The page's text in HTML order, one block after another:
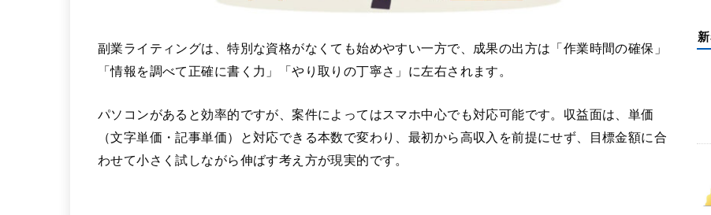
副業ライティングは、特別な資格がなくても始めやすい一方で、成果の出方は「作業時間の確保」
「情報を調べて正確に書く力」「やり取りの丁寧さ」に左右されます。
パソコンがあると効率的ですが、案件によってはスマホ中心でも対応可能です。収益面は、単価
（文字単価・記事単価）と対応できる本数で変わり、最初から高収入を前提にせず、目標金額に合
わせて小さく試しながら伸ばす考え方が現実的です。